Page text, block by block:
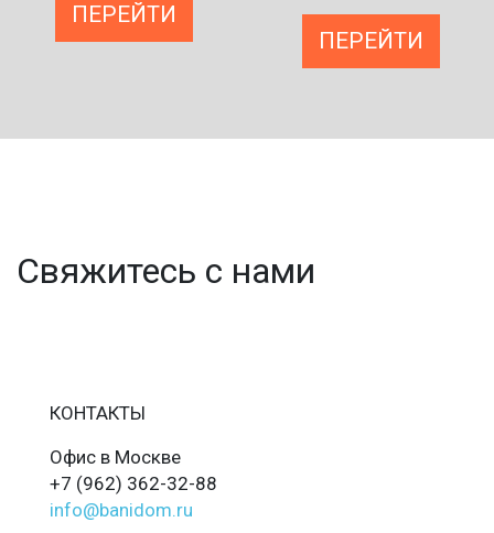
ПЕРЕЙТИ
ПЕРЕЙТИ
Свяжитесь с нами
КОНТАКТЫ
Офис в Москве
+7 (962) 362-32-88
info@banidom.ru